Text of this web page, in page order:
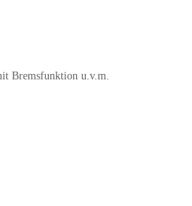
Bremsfunktion u.v.m.